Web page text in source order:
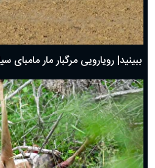
ببینید| رویارویی مرگبار مار مامبای